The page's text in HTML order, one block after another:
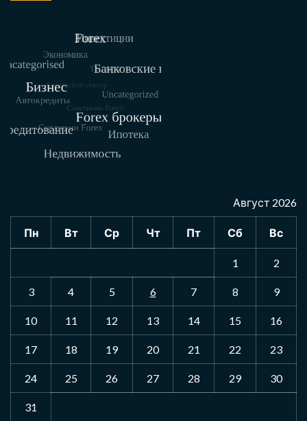
Август 2026
Пн Вт Ср Чт Пт Сб Вс
1 2
3 4 5 6 7 8 9
10 11 12 13 14 15 16
17 18 19 20 21 22 23
24 25 26 27 28 29 30
31